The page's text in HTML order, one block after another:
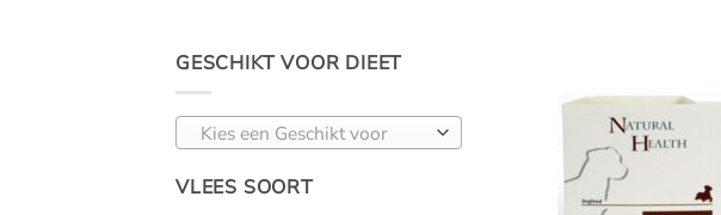
GESCHIKT VOOR DIEET
Kies een Geschikt voor
VLEES SOORT